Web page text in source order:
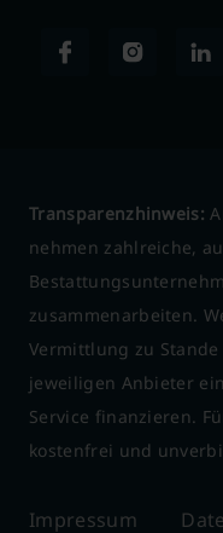
Transparenzhinweis:
nehmen zahlreiche,
zusammenarbeiten.
Vermittlung zu
jeweiligen Anbieter
Service finanzieren.
kostenfrei und
Impressum